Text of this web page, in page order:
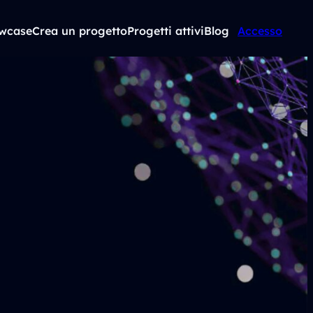
Crea un progettoProgetti attiviBlog Accesso